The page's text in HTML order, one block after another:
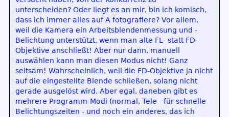
unterscheiden? Oder liegt es an mir, bin ich komisch,
dass ich immer alles auf A fotografiere? Vor allem,
weil die Kamera ein Arbeitsblendenmessung und -
Belichtung unterstützt, wenn man alte FL- statt FD-
Objektive anschließt! Aber nur dann, manuell
auswählen kann man diesen Modus nicht! Ganz
seltsam! Wahrscheinlich, weil die FD-Objektive ja nicht
auf die eingestellte Blende schließen, solang nicht
gerade ausgelöst wird. Aber egal, daneben gibt es
mehrere Programm-Modi (normal, Tele - für schnelle
Belichtungszeiten - und noch ein anderes, das ich